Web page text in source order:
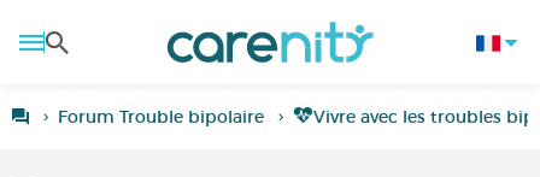
Forum Trouble bipolaire Vivre avec les troubles